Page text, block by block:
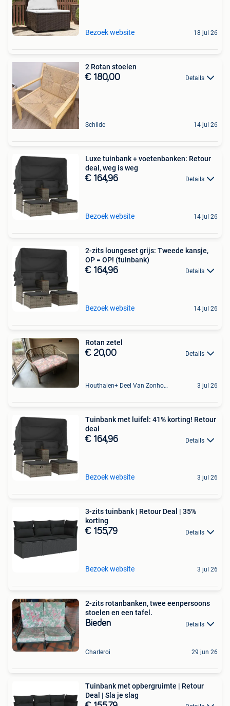
Bezoek website 18 jul 26
2 Rotan stoelen
€ 180,00 Details
Schilde 14 jul 26
Luxe tuinbank + voetenbanken: Retour
deal, weg is weg
€ 164,96 Details
Bezoek website 14 jul 26
2-zits loungeset grijs: Tweede kansje,
OP = OP! (tuinbank)
€ 164,96 Details
Bezoek website 14 jul 26
Rotan zetel
€ 20,00 Details
Houthalen+ Deel Van Zonhoven En Zolder 3 jul 26
Tuinbank met luifel: 41% korting! Retour
deal
€ 164,96 Details
Bezoek website 3 jul 26
3-zits tuinbank | Retour Deal | 35%
korting
€ 155,79 Details
Bezoek website 3 jul 26
2-zits rotanbanken, twee eenpersoons
stoelen en een tafel.
Bieden Details
Charleroi 29 jun 26
Tuinbank met opbergruimte | Retour
Deal | Sla je slag